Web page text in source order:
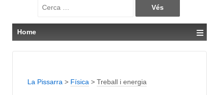
Search
Home ≡
La Pissarra > Física > Treball i energia